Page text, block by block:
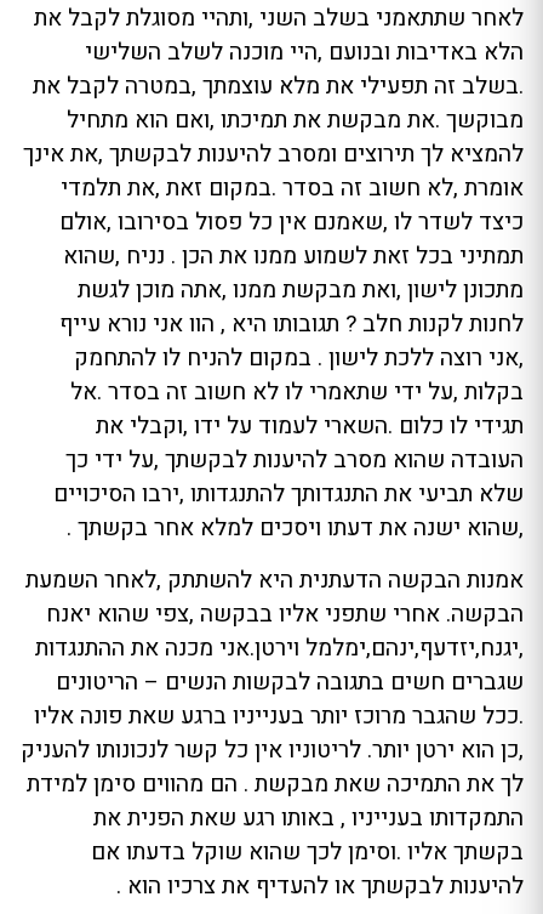
לאחר שתתאמני בשלב השני ,ותהיי מסוגלת לקבל את
הלא באדיבות ובנועם ,היי מוכנה לשלב השלישי
.בשלב זה תפעילי את מלא עוצמתך ,במטרה לקבל את
מבוקשך .את מבקשת את תמיכתו ,ואם הוא מתחיל
להמציא לך תירוצים ומסרב להיענות לבקשתך ,את אינך
אומרת ,לא חשוב זה בסדר .במקום זאת ,את תלמדי
כיצד לשדר לו ,שאמנם אין כל פסול בסירובו ,אולם
תמתיני בכל זאת לשמוע ממנו את הכן . נניח ,שהוא
מתכונן לישון ,ואת מבקשת ממנו ,אתה מוכן לגשת
לחנות לקנות חלב ? תגובותו היא , הוו אני נורא עייף
,אני רוצה ללכת לישון . במקום להניח לו להתחמק
בקלות ,על ידי שתאמרי לו לא חשוב זה בסדר .אל
תגידי לו כלום .השארי לעמוד על ידו ,וקבלי את
העובדה שהוא מסרב להיענות לבקשתך ,על ידי כך
שלא תביעי את התנגדותך להתנגדותו ,ירבו הסיכויים
,שהוא ישנה את דעתו ויסכים למלא אחר בקשתך .
אמנות הבקשה הדעתנית היא להשתתק ,לאחר השמעת
הבקשה. אחרי שתפני אליו בבקשה ,צפי שהוא יאנח
,יגנח,יזדעף,ינהם,ימלמל וירטן.אני מכנה את ההתנגדות
שגברים חשים בתגובה לבקשות הנשים – הריטונים
.ככל שהגבר מרוכז יותר בענייניו ברגע שאת פונה אליו
,כן הוא ירטן יותר. לריטוניו אין כל קשר לנכונותו להעניק
לך את התמיכה שאת מבקשת . הם מהווים סימן למידת
התמקדותו בענייניו , באותו רגע שאת הפנית את
בקשתך אליו .וסימן לכך שהוא שוקל בדעתו אם
להיענות לבקשתך או להעדיף את צרכיו הוא .